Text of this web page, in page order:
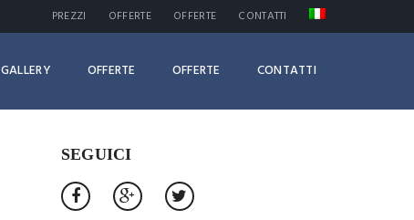
PREZZI OFFERTE OFFERTE CONTATTI
GALLERY OFFERTE OFFERTE CONTATTI
SEGUICI